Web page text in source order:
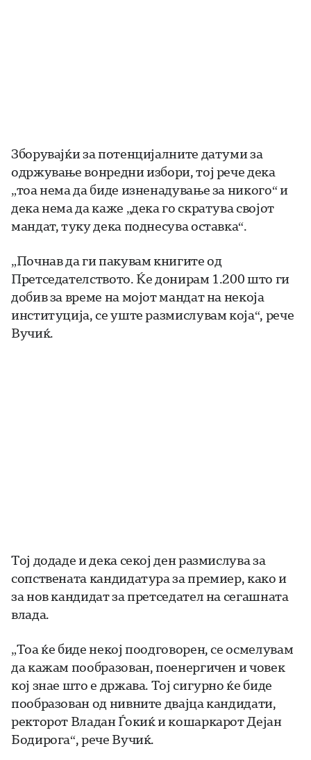
Зборувајќи за потенцијалните датуми за
одржување вонредни избори, тој рече дека
„тоа нема да биде изненадување за никого“ и
дека нема да каже „дека го скратува својот
мандат, туку дека поднесува оставка“.
„Почнав да ги пакувам книгите од
Претседателството. Ќе донирам 1.200 што ги
добив за време на мојот мандат на некоја
институција, се уште размислувам која“, рече
Вучиќ.
Тој додаде и дека секој ден размислува за
сопствената кандидатура за премиер, како и
за нов кандидат за претседател на сегашната
влада.
„Тоа ќе биде некој поодговорен, се осмелувам
да кажам пообразован, поенергичен и човек
кој знае што е држава. Тој сигурно ќе биде
пообразован од нивните двајца кандидати,
ректорот Владан Ѓокиќ и кошаркарот Дејан
Бодирога“, рече Вучиќ.